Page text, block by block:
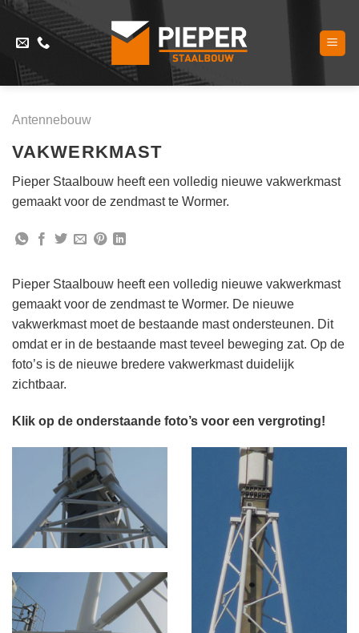
Skip
content
Antennebouw
VAKWERKMAST
Pieper Staalbouw heeft een volledig nieuwe vakwerkmast
gemaakt voor de zendmast te Wormer.
Pieper Staalbouw heeft een volledig nieuwe vakwerkmast
gemaakt voor de zendmast te Wormer. De nieuwe
vakwerkmast moet de bestaande mast ondersteunen. Dit
omdat er in de bestaande mast teveel beweging zat. Op de
foto’s is de nieuwe bredere vakwerkmast duidelijk
zichtbaar.
Klik op de onderstaande foto’s voor een vergroting!